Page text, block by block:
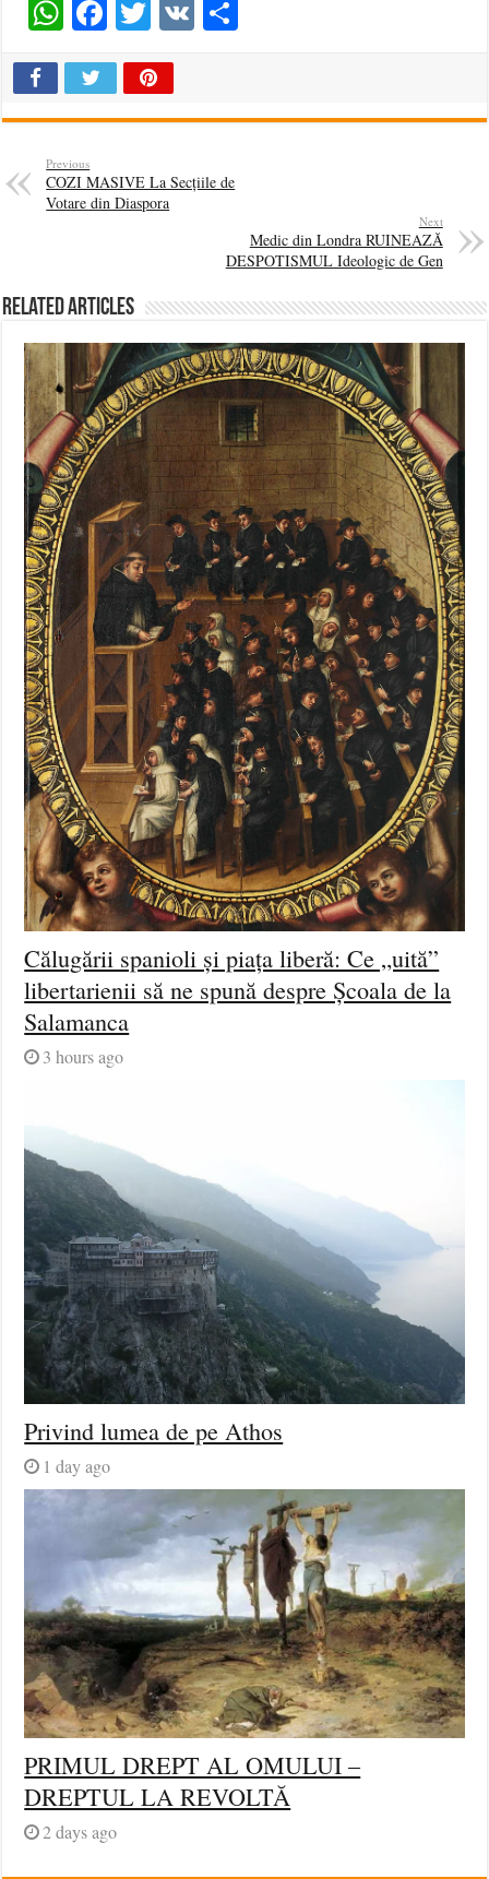
WhatsApp
Facebook
Twitter
VK
Previous
COZI MASIVE La Secțiile de
Votare din Diaspora
Next
Medic din Londra RUINEAZĂ
DESPOTISMUL Ideologic de Gen
Related Articles
Călugării spanioli și piața liberă: Ce „uită”
libertarienii să ne spună despre Școala de la
Salamanca
3 hours ago
Privind lumea de pe Athos
1 day ago
PRIMUL DREPT AL OMULUI –
DREPTUL LA REVOLTĂ
2 days ago